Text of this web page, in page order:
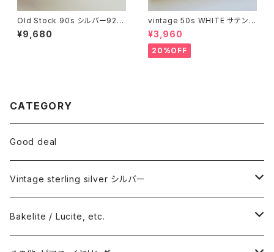
Old Stock 90s シルバー925
シェルピアス
¥9,680
vintage 50s WHITE サテンキ
ルトBOX
¥3,960
20%OFF
CATEGORY
Good deal
Vintage sterling silver シルバー
ネックレス
Bakelite / Lucite, etc.